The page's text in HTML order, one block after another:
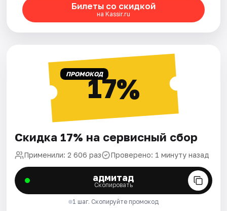
Билеты со скидкой
на Kassir.ru
ПРОМОКОД17%
Скидка 17% на сервисный сбор
Применили: 2 606 раз Проверено: 1 минуту назад
адмитад
Скопировать
1 шаг. Скопируйте промокод